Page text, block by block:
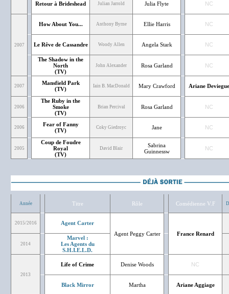
Retour à Brideshead Julian Jarrold Julia Flyte NC
2007
How About You... Anthony Byrne Ellie Harris NC
Le Rêve de Cassandre Woody Allen Angela Stark NC
The Shadow in the
North
(TV)
John Alexander Rosa Garland NC
2007
Mansfield Park
(TV)
Iain B. MacDonald Mary Crawford Ariane Deviegue
2006
The Ruby in the
Smoke
(TV)
Brian Percival Rosa Garland NC
2006
Fear of Fanny
(TV)
Coky Giedroyc Jane NC
2005
Coup de Foudre
Royal
(TV)
David Blair
Sabrina
Guinnessw
NC
Année Titre Rôle Comédienne V.F
2015/2016
Agent Carter
Agent Peggy Carter
France Renard
2014
Marvel :
Les Agents du
S.H.I.E.L.D.
2013
Life of Crime Denise Woods NC
Black Mirror Martha Ariane Aggiage